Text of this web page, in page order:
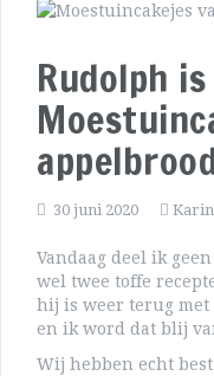
Rudolph
30 juni 2020
Vandaag deel ik
wel twee toffe
hij is weer terug met
en ik word dat blij
Wij hebben echt